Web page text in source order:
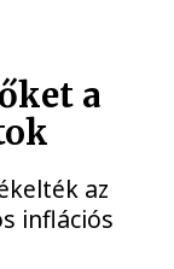
a
az
inflációs